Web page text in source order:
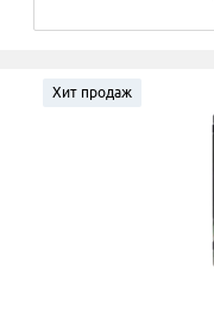
Хит продаж